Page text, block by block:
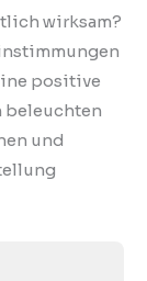
wirksam?
positive
beleuchten
und